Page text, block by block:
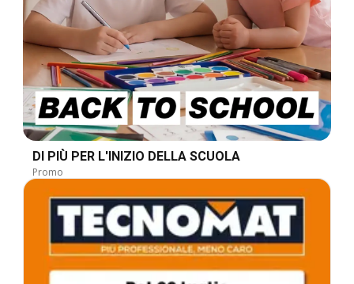
DI PIÙ PER L'INIZIO DELLA SCUOLA
Promo